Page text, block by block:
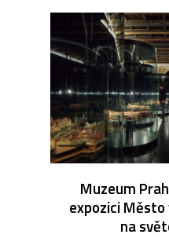
Muzeum
expozici Město
na